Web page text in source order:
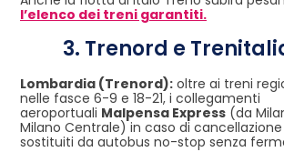
l’elenco dei treni garantiti.
3. Trenord e
Lombardia (Trenord): oltre ai treni
nelle fasce 6-9 e 18-21, i collegamenti
aeroportuali Malpensa Express (da
Milano Centrale) in caso di
sostituiti da autobus no-stop senza